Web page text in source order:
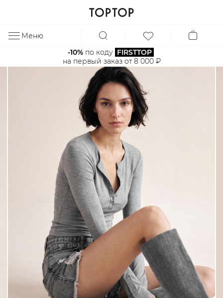
Меню
-10% по коду FIRSTTOP
на первый заказ от 8 000 ₽